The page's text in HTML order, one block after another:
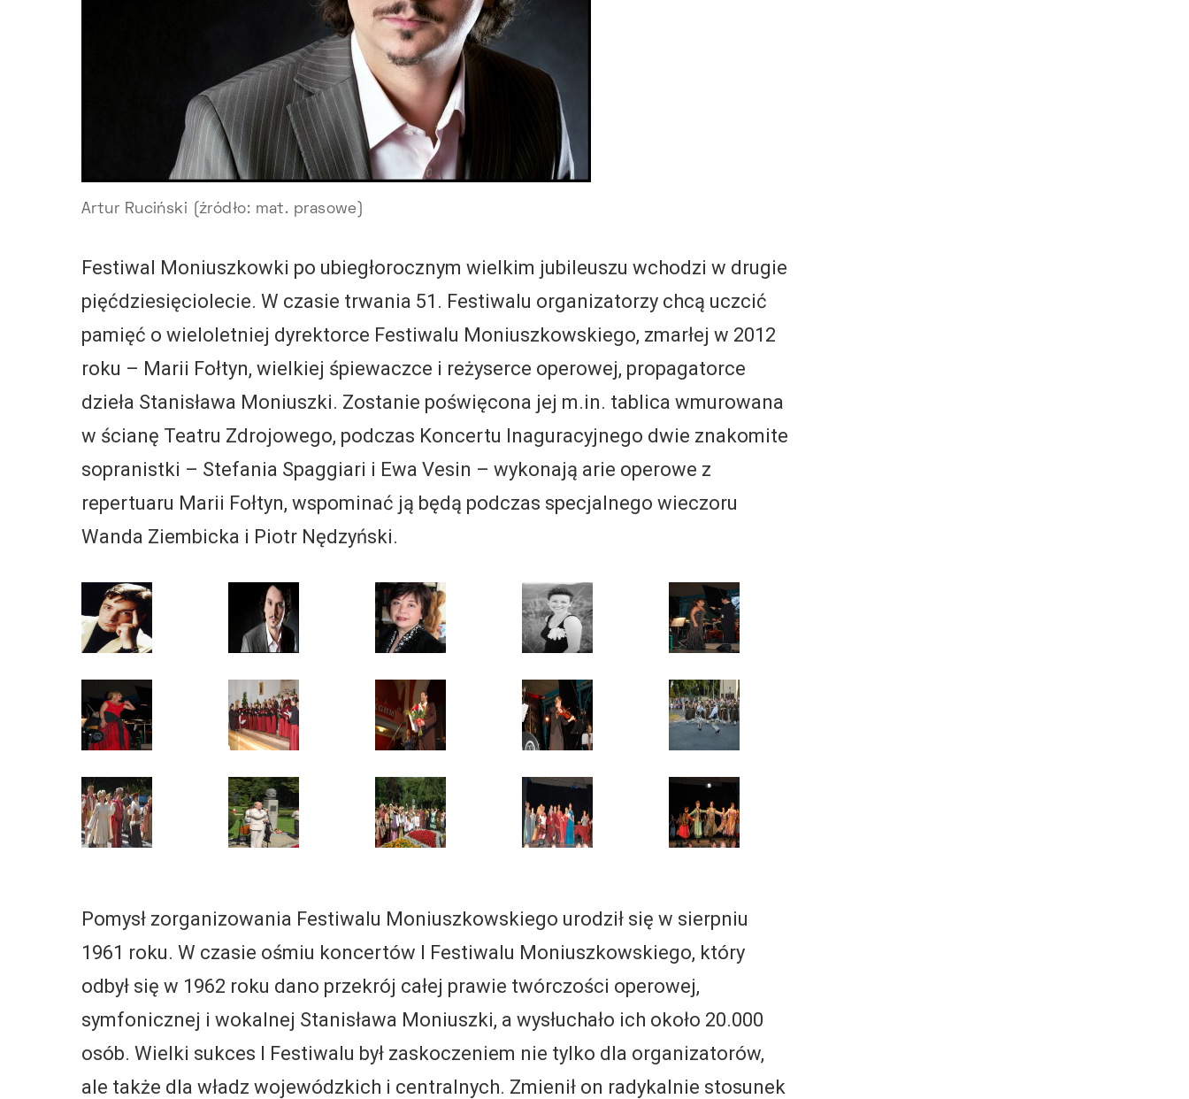
Artur Ruciński (źródło: mat. prasowe)
Festiwal Moniuszkowki po ubiegłorocznym wielkim jubileuszu wchodzi w drugie
pięćdziesięciolecie. W czasie trwania 51. Festiwalu organizatorzy chcą uczcić
pamięć o wieloletniej dyrektorce Festiwalu Moniuszkowskiego, zmarłej w 2012
roku – Marii Fołtyn, wielkiej śpiewaczce i reżyserce operowej, propagatorce
dzieła Stanisława Moniuszki. Zostanie poświęcona jej m.in. tablica wmurowana
w ścianę Teatru Zdrojowego, podczas Koncertu Inaguracyjnego dwie znakomite
sopranistki – Stefania Spaggiari i Ewa Vesin – wykonają arie operowe z
repertuaru Marii Fołtyn, wspominać ją będą podczas specjalnego wieczoru
Wanda Ziembicka i Piotr Nędzyński.
Pomysł zorganizowania Festiwalu Moniuszkowskiego urodził się w sierpniu
1961 roku. W czasie ośmiu koncertów I Festiwalu Moniuszkowskiego, który
odbył się w 1962 roku dano przekrój całej prawie twórczości operowej,
symfonicznej i wokalnej Stanisława Moniuszki, a wysłuchało ich około 20.000
osób. Wielki sukces I Festiwalu był zaskoczeniem nie tylko dla organizatorów,
ale także dla władz wojewódzkich i centralnych. Zmienił on radykalnie stosunek